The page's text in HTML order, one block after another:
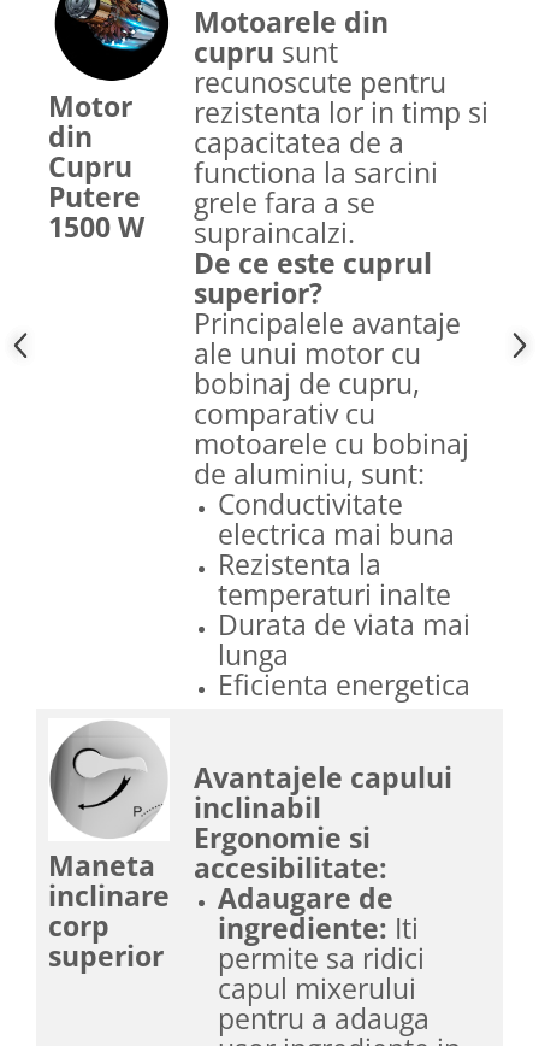
Motor
din
Cupru
Putere
1500 W
Motoarele din
cupru sunt
recunoscute pentru
rezistenta lor in timp si
capacitatea de a
functiona la sarcini
grele fara a se
supraincalzi.
De ce este cuprul
superior?
Principalele avantaje
ale unui motor cu
bobinaj de cupru,
comparativ cu
motoarele cu bobinaj
de aluminiu, sunt:
Conductivitate
electrica mai buna
Rezistenta la
temperaturi inalte
Durata de viata mai
lunga
Eficienta energetica
Maneta
inclinare
corp
superior
Avantajele capului
inclinabil
Ergonomie si
accesibilitate:
Adaugare de
ingrediente: Iti
permite sa ridici
capul mixerului
pentru a adauga